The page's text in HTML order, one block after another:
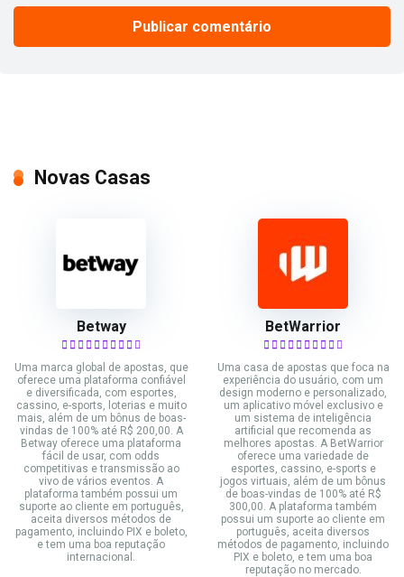
Novas Casas
Betway
Uma marca global de apostas, que
oferece uma plataforma confiável
e diversificada, com esportes,
cassino, e-sports, loterias e muito
mais, além de um bônus de boas-
vindas de 100% até R$ 200,00. A
Betway oferece uma plataforma
fácil de usar, com odds
competitivas e transmissão ao
vivo de vários eventos. A
plataforma também possui um
suporte ao cliente em português,
aceita diversos métodos de
pagamento, incluindo PIX e boleto,
e tem uma boa reputação
internacional.
BetWarrior
Uma casa de apostas que foca na
experiência do usuário, com um
design moderno e personalizado,
um aplicativo móvel exclusivo e
um sistema de inteligência
artificial que recomenda as
melhores apostas. A BetWarrior
oferece uma variedade de
esportes, cassino, e-sports e
jogos virtuais, além de um bônus
de boas-vindas de 100% até R$
300,00. A plataforma também
possui um suporte ao cliente em
português, aceita diversos
métodos de pagamento, incluindo
PIX e boleto, e tem uma boa
reputação no mercado.